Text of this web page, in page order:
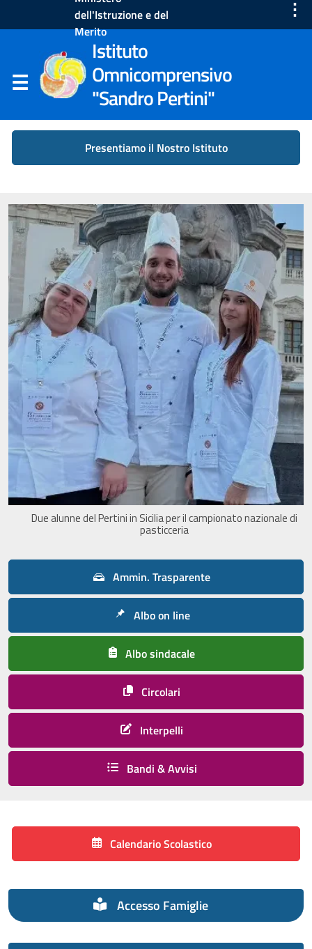
dell'Istruzione e del
Merito
⋮
Istituto
Omnicomprensivo
"Sandro Pertini"
Presentiamo il Nostro Istituto
Due alunne del Pertini in Sicilia per il campionato nazionale di
pasticceria
Ammin. Trasparente
Albo on line
Albo sindacale
Circolari
Interpelli
Bandi & Avvisi
Calendario Scolastico
Accesso Famiglie